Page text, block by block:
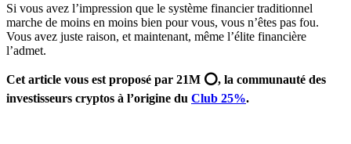
Si vous avez l’impression que le système financier traditionnel
marche de moins en moins bien pour vous, vous n’êtes pas fou.
Vous avez juste raison, et maintenant, même l’élite financière
l’admet.
Cet article vous est proposé par 21M ⭕, la communauté des
investisseurs cryptos à l’origine du Club 25%.